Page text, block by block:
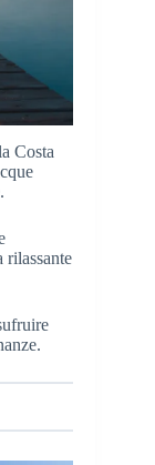
Costa
rilassante